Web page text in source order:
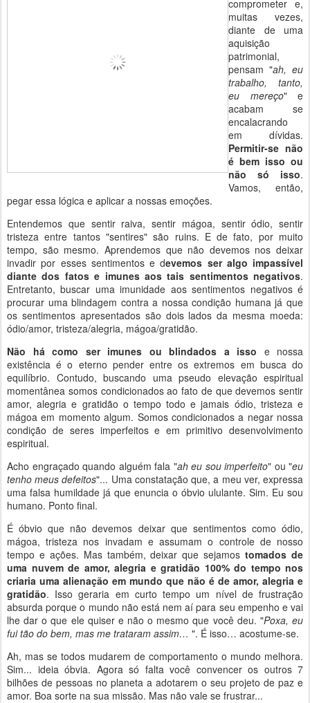
comprometer e,
muitas vezes,
diante de uma
aquisição
patrimonial,
pensam "ah, eu
trabalho, tanto,
eu mereço" e
acabam se
encalacrando
em dívidas.
Permitir-se não
é bem isso ou
não só isso.
Vamos, então,
pegar essa lógica e aplicar a nossas emoções.
Entendemos que sentir raiva, sentir mágoa, sentir ódio, sentir
tristeza entre tantos "sentires" são ruins. E de fato, por muito
tempo, são mesmo. Aprendemos que não devemos nos deixar
invadir por esses sentimentos e devemos ser algo impassível
diante dos fatos e imunes aos tais sentimentos negativos.
Entretanto, buscar uma imunidade aos sentimentos negativos é
procurar uma blindagem contra a nossa condição humana já que
os sentimentos apresentados são dois lados da mesma moeda:
ódio/amor, tristeza/alegria, mágoa/gratidão.
Não há como ser imunes ou blindados a isso e nossa
existência é o eterno pender entre os extremos em busca do
equilíbrio. Contudo, buscando uma pseudo elevação espiritual
momentânea somos condicionados ao fato de que devemos sentir
amor, alegria e gratidão o tempo todo e jamais ódio, tristeza e
mágoa em momento algum. Somos condicionados a negar nossa
condição de seres imperfeitos e em primitivo desenvolvimento
espiritual.
Acho engraçado quando alguém fala "ah eu sou imperfeito" ou "eu
tenho meus defeitos"... Uma constatação que, a meu ver, expressa
uma falsa humildade já que enuncia o óbvio ululante. Sim. Eu sou
humano. Ponto final.
É óbvio que não devemos deixar que sentimentos como ódio,
mágoa, tristeza nos invadam e assumam o controle de nosso
tempo e ações. Mas também, deixar que sejamostomados de
uma nuvem de amor, alegria e gratidão 100% do tempo nos
criaria uma alienação em mundo que não é de amor, alegria e
gratidão. Isso geraria em curto tempo um nível de frustração
absurda porque o mundo não está nem aí para seu empenho e vai
lhe dar o que ele quiser e não o mesmo que você deu. "Poxa, eu
fui tão do bem, mas me trataram assim… ". É isso… acostume-se.
Ah, mas se todos mudarem de comportamento o mundo melhora.
Sim... ideia óbvia. Agora só falta você convencer os outros 7
bilhões de pessoas no planeta a adotarem o seu projeto de paz e
amor. Boa sorte na sua missão. Mas não vale se frustrar...